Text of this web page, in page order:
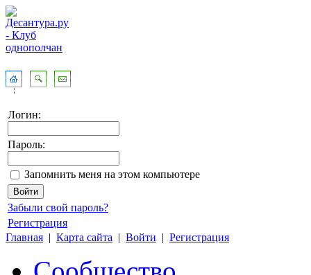
Логин:
Пароль:
Запомнить меня на этом компьютере
Забыли свой пароль?
Регистрация
Главная | Карта сайта | Войти | Регистрация